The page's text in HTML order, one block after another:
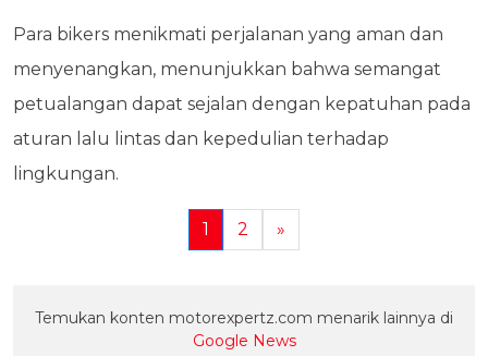
Para bikers menikmati perjalanan yang aman dan
menyenangkan, menunjukkan bahwa semangat
petualangan dapat sejalan dengan kepatuhan pada
aturan lalu lintas dan kepedulian terhadap
lingkungan.
1 2 »
Temukan konten motorexpertz.com menarik lainnya di
Google News